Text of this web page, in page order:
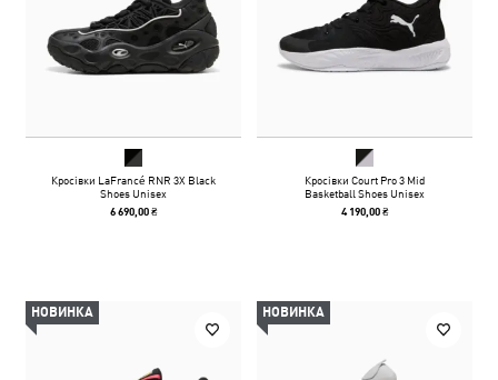
Кросівки LaFrancé RNR 3X Black
Shoes Unisex
6 690,00 ₴
Кросівки Court Pro 3 Mid
Basketball Shoes Unisex
4 190,00 ₴
НОВИНКА НОВИНКА